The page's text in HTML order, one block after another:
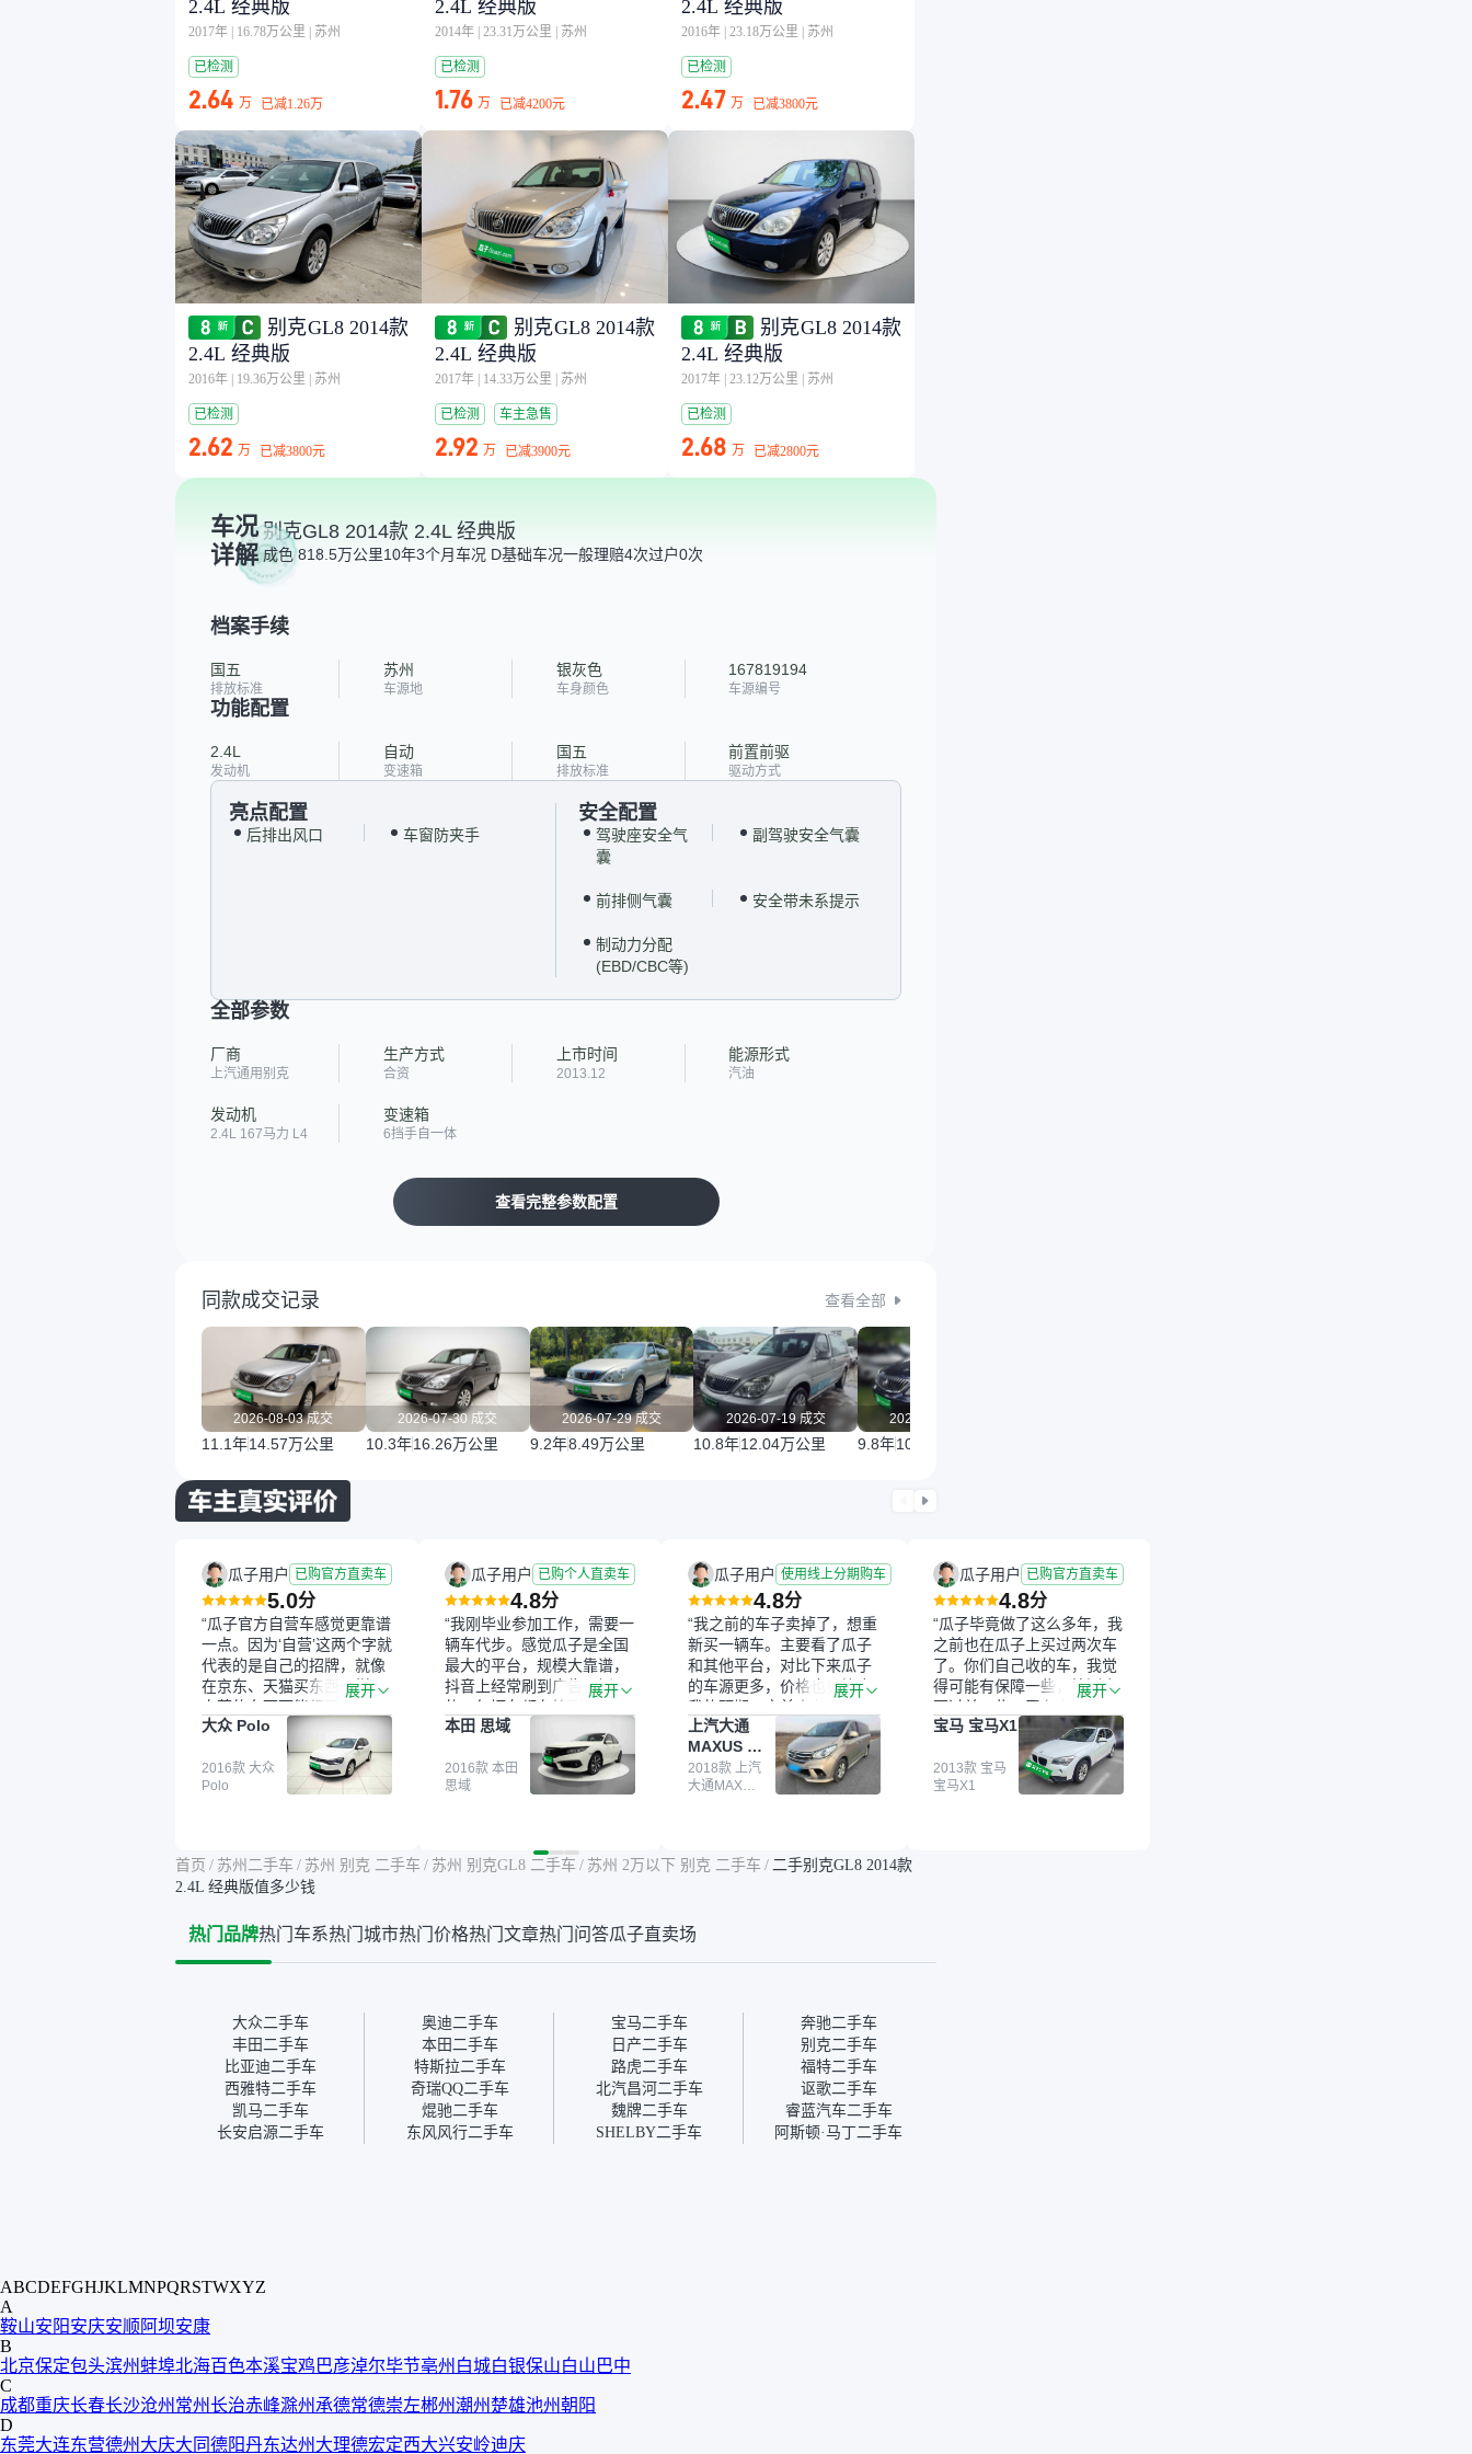
2.4L 经典版
2017年 16.78万公里 苏州
已检测
2.64 万 已减1.26万
2.4L 经典版
2014年 23.31万公里 苏州
已检测
1.76 万 已减4200元
2.4L 经典版
2016年 23.18万公里 苏州
已检测
2.47 万 已减3800元
别克GL8 2014款
2.4L 经典版
2016年 19.36万公里 苏州
已检测
2.62 万 已减3800元
别克GL8 2014款
2.4L 经典版
2017年 14.33万公里 苏州
已检测 车主急售
2.92 万 已减3900元
别克GL8 2014款
2.4L 经典版
2017年 23.12万公里 苏州
已检测
2.68 万 已减2800元
车况
详解
别克GL8 2014款 2.4L 经典版
成色 818.5万公里10年3个月车况 D基础车况一般理赔4次过户0次
档案手续
国五
排放标准
苏州
车源地
银灰色
车身颜色
167819194
车源编号
功能配置
2.4L
发动机
自动
变速箱
国五
排放标准
前置前驱
驱动方式
亮点配置
后排出风口 车窗防夹手
安全配置
驾驶座安全气
囊
副驾驶安全气囊
前排侧气囊 安全带未系提示
制动力分配
(EBD/CBC等)
全部参数
厂商
上汽通用别克
生产方式
合资
上市时间
2013.12
能源形式
汽油
发动机
2.4L 167马力 L4
变速箱
6挡手自一体
查看完整参数配置
同款成交记录 查看全部
2026-08-03 成交
11.1年14.57万公里
2026-07-30 成交
10.3年16.26万公里
2026-07-29 成交
9.2年8.49万公里
2026-07-19 成交
10.8年12.04万公里
2026-07-16 成交
9.8年10.18万公里
瓜子用户 已购官方直卖车
5.0分
“瓜子官方自营车感觉更靠谱
一点。因为‘自营’这两个字就
代表的是自己的招牌，就像
在京东、天猫买东西一样，
自营的东西可能都要好一
点。就是这种刻板印象吧。
一开始买二手车的时候，我
确实有担心过事故车、泡水
车这些问题。瓜子的检测报
况。我拿到你们的信息之
后，自己又在线上去做了一
台），同时也找了朋友帮忙
线下看车。结果跟你们的报
我第一天看车，第二天你们
就约我到店，我第三天去提
的车。去之前我提前跟交接
人员说好，到了之后要当着
我的面再做一次复检，你们
也安排了师傅，服务可以，
速度很快。体验下来自营车
商，主动权在平台手里。”
展开
大众 Polo
2016款 大众
Polo
瓜子用户 已购个人直卖车
4.8分
“我刚毕业参加工作，需要一
辆车代步。感觉瓜子是全国
最大的平台，规模大靠谱，
抖音上经常刷到广告，挺火
的。每辆车都有检测报告，
这个让我很放心。去外面买
车全凭卖家一张嘴，不敢
买。我买了本田思域，白
色，过户次数少，公里数符
平台，车价贵点也正常，毕
竟有保障。其他平台上很多
多花点钱买个放心。从个人
展开
本田 思域
2016款 本田
思域
瓜子用户 使用线上分期购车
4.8分
“我之前的车子卖掉了，想重
新买一辆车。主要看了瓜子
和其他平台，对比下来瓜子
的车源更多，价格也更符合
我的预期。之前卖车来过瓜
子，虽然价格没谈成，但
APP一直留着。瓜子毕竟是
大平台，整体印象还好。我
最终买了一台上汽大通，18
期，这一点很便捷，其他平
心的额外价值。虽然我砍过
为瓜子有质保，车子出小毛
病维修更有保障。”
展开
上汽大通
MAXUS 大
通G10
2018款 上汽
大通MAXUS
瓜子用户 已购官方直卖车
4.8分
“瓜子毕竟做了这么多年，我
之前也在瓜子上买过两次车
了。你们自己收的车，我觉
得可能有保障一些，检测会
更过关一些。平台自己收上
来再卖的车，应该更可靠。
我买的是宝马X1，主要看中
它的价格和公里数比较合
适。另外，瓜子承诺无火
展开
宝马 宝马X1
2013款 宝马
宝马X1
首页 / 苏州二手车 / 苏州 别克 二手车 / 苏州 别克GL8 二手车 / 苏州 2万以下 别克 二手车 / 二手别克GL8 2014款
2.4L 经典版值多少钱
热门品牌热门车系热门城市热门价格热门文章热门问答瓜子直卖场
大众二手车 奥迪二手车 宝马二手车
奔驰二手车
丰田二手车
本田二手车 日产二手车
别克二手车
比亚迪二手车
特斯拉二手车 路虎二手车
福特二手车
西雅特二手车
奇瑞QQ二手车 北汽昌河二手车
讴歌二手车
凯马二手车
焜驰二手车 魏牌二手车
睿蓝汽车二手车
长安启源二手车
东风风行二手车 SHELBY二手车 阿斯顿·马丁二手车
ABCDEFGHJKLMNPQRSTWXYZ
A
鞍山安阳安庆安顺 阿坝安康
B
北京保定包头滨州 蚌埠北海百色本溪宝鸡 巴彦淖尔毕节亳州 白城白银保山白山 巴中
C
成都重庆长春长沙沧州 常州长治赤峰滁州 承德常德崇左郴州潮州 楚雄池州朝阳
D
东莞大连东营德州 大庆大同德阳丹东达州 大理德宏定西大兴安岭迪庆